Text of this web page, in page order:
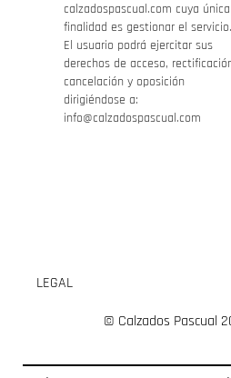
calzadospascual.com cuya única
finalidad es gestionar el servicio.
El usuario podrá ejercitar sus
derechos de acceso,
cancelación y oposición
dirigiéndose a:
info@calzadospascual.com
LEGAL
© Calzados Pascual